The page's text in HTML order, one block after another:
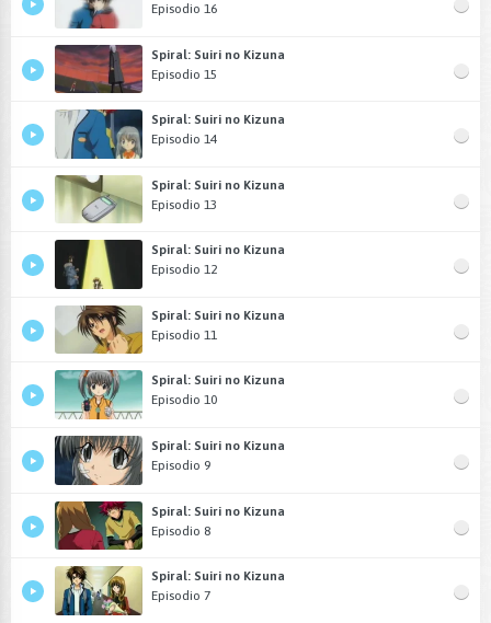
Episodio 16
Spiral: Suiri no Kizuna
Episodio 15
Spiral: Suiri no Kizuna
Episodio 14
Spiral: Suiri no Kizuna
Episodio 13
Spiral: Suiri no Kizuna
Episodio 12
Spiral: Suiri no Kizuna
Episodio 11
Spiral: Suiri no Kizuna
Episodio 10
Spiral: Suiri no Kizuna
Episodio 9
Spiral: Suiri no Kizuna
Episodio 8
Spiral: Suiri no Kizuna
Episodio 7